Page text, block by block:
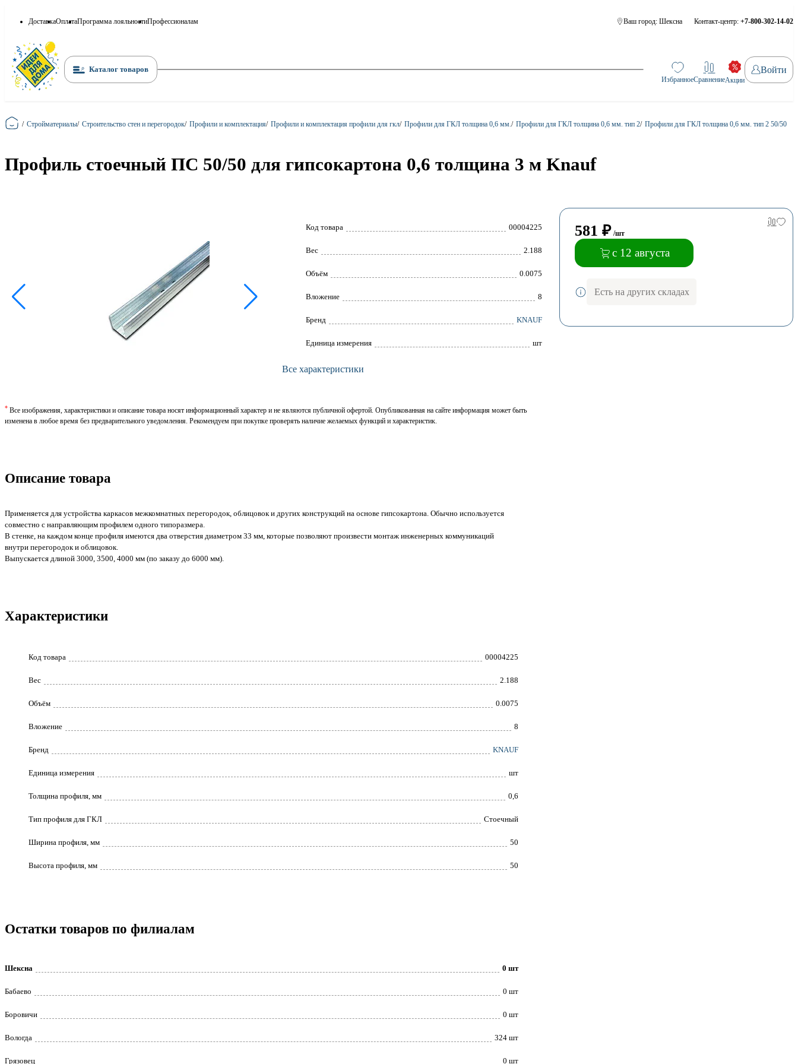
ДоставкаОплатаПрограмма лояльностиПрофессионалам Ваш город: Шексна Контакт-центр: +7-800-302-14-02
Каталог товаров
ИзбранноеСравнениеАкции
Войти
Главная
/ Стройматериалы/ Строительство стен и перегородок/ Профили и комплектация/ Профили и комплектация профили для гкл/ Профили для ГКЛ толщина 0,6 мм./ Профили для ГКЛ толщина 0,6 мм. тип 2/ Профили для ГКЛ толщина 0,6 мм. тип 2 50/50
Профиль стоечный ПС 50/50 для гипсокартона 0,6 толщина 3 м Knauf
Код товара 00004225
Вес 2.188
Объём 0.0075
Вложение 8
Брeнд KNAUF
Единица измерения шт
Все характеристики
* Все изображения, характеристики и описание товара носят информационный характер и не являются публичной офертой. Опубликованная на сайте информация может быть
изменена в любое время без предварительного уведомления. Рекомендуем при покупке проверять наличие желаемых функций и характеристик.
581 ₽ /шт
с 12 августа
Есть на других складах
Описание товара
Применяется для устройства каркасов межкомнатных перегородок, облицовок и других конструкций на основе гипсокартона. Обычно используется
совместно с направляющим профилем одного типоразмера.
В стенке, на каждом конце профиля имеются два отверстия диаметром 33 мм, которые позволяют произвести монтаж инженерных коммуникаций
внутри перегородок и облицовок.
Выпускается длиной 3000, 3500, 4000 мм (по заказу до 6000 мм).
Характеристики
Код товара 00004225
Вес 2.188
Объём 0.0075
Вложение 8
Бренд KNAUF
Единица измерения шт
Толщина профиля, мм 0,6
Тип профиля для ГКЛ Стоечный
Ширина профиля, мм 50
Высота профиля, мм 50
Остатки товаров по филиалам
Шексна 0 шт
Бабаево 0 шт
Боровичи 0 шт
Вологда 324 шт
Грязовец 0 шт